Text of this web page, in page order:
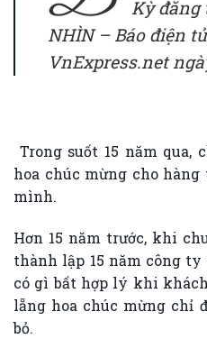
Kỳ đăng
NHÌN – Báo điện tử
VnExpress.net
Trong suốt 15 năm qua,
hoa chúc mừng cho
mình.
Hơn 15 năm trước, khi
thành lập 15 năm công
có gì bất hợp lý khi
lẵng hoa chúc mừng chỉ
bỏ.